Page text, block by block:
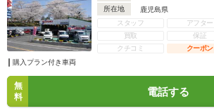
所在地
鹿児島県
スタッフ
アフター
買取
保証
クチコミ
クーポン
購入プラン付き車両
無
料
電話する